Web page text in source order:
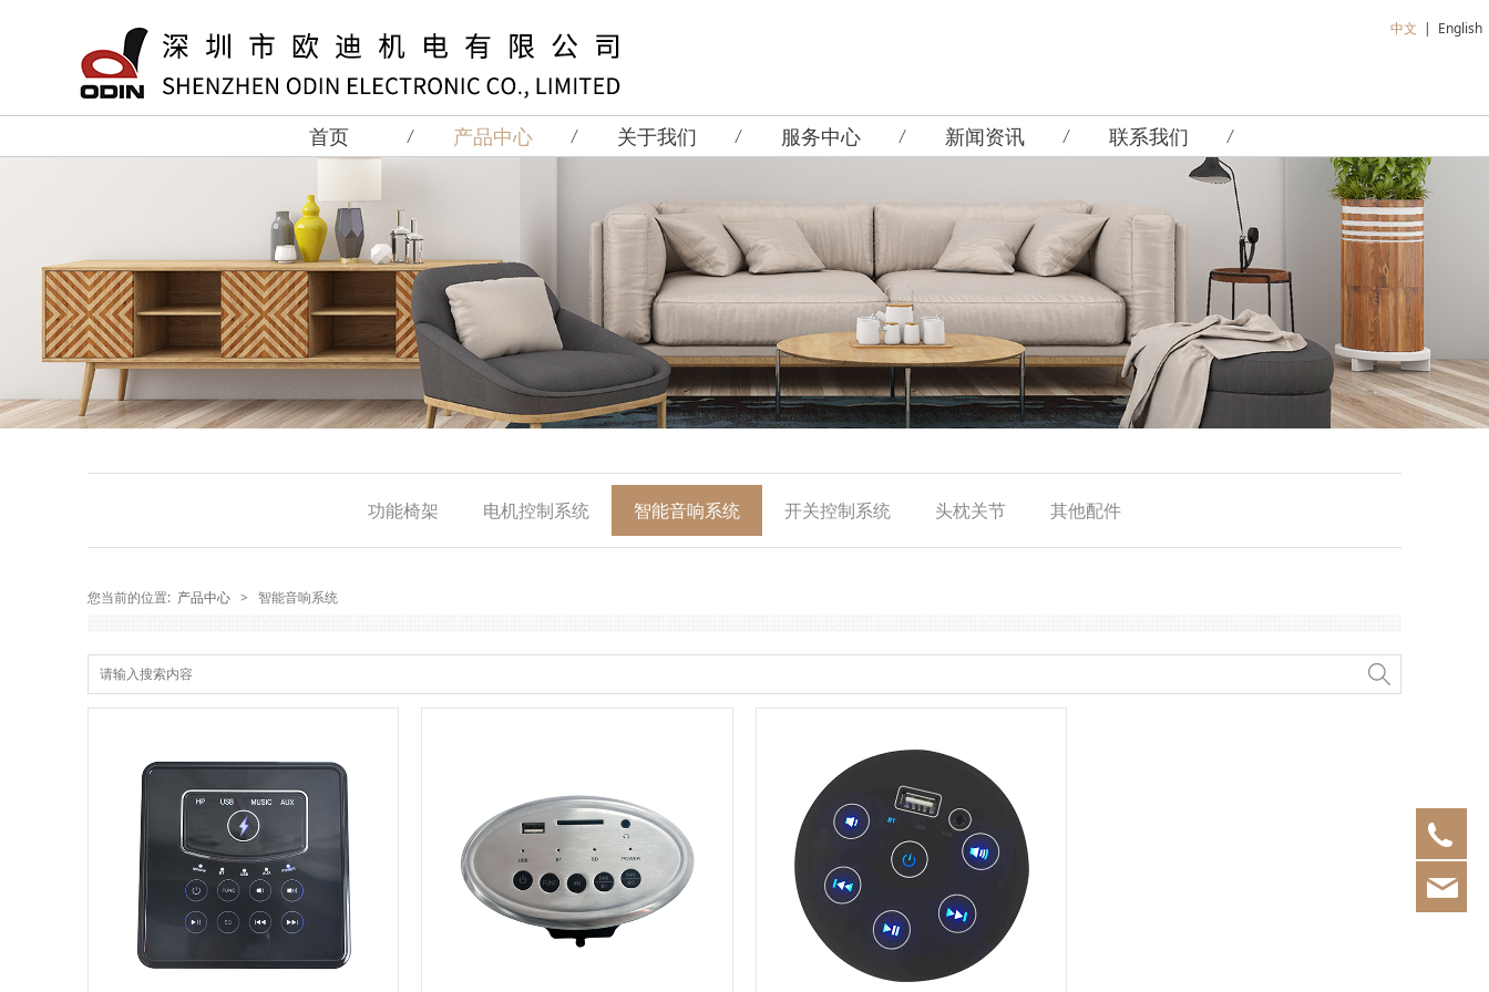
首页 产品中心 关于我们 服务中心 新闻资讯 联系我们
中文 | English
功能椅架 电机控制系统 智能音响系统 开关控制系统 头枕关节 其他配件
您当前的位置: 产品中心 > 智能音响系统